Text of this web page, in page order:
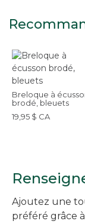
Breloque à
brodé, bleuets
19,95 $ CA
Ajoutez une
préféré grâce